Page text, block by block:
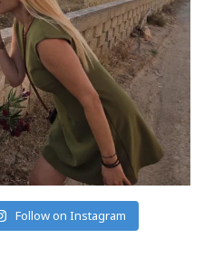
Follow on Instagram